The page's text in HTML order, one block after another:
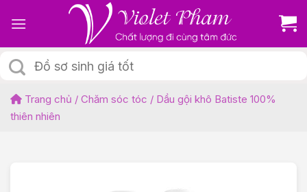
Tìm
kiếm:
Trang chủ / Chăm sóc tóc / Dầu gội khô Batiste 100%
thiên nhiên